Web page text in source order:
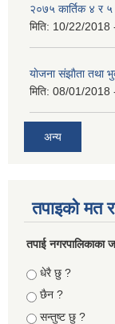
२०७५ कार्तिक ४ र ५
मिति: 10/22/2018
याेजना संझाैता तथा
मिति: 08/01/2018
अन्य
तपाइको मत
तपा‌ई नगरपालिकाका
Choices
धेरै छु ?
छैन ?
सन्तुष्ट छु ?